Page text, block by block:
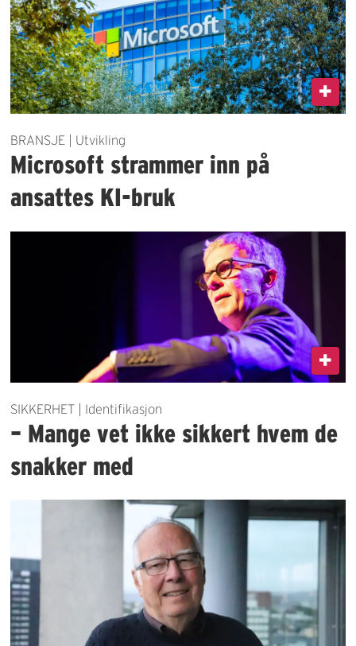
BRANSJE | Utvikling
Microsoft strammer inn på
ansattes KI-bruk
SIKKERHET | Identifikasjon
– Mange vet ikke sikkert hvem de
snakker med